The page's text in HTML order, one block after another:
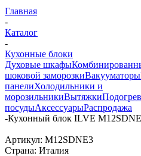
Главная
-
Каталог
-
Кухонные блоки
Духовые шкафы
шоковой заморозкиВакууматоры
панелиХолодильники и
морозильникиВытяжки
посудыАксессуарыРаспродажа
-Кухонный блок ILVE
Артикул: M12SDNE3
Страна: Италия